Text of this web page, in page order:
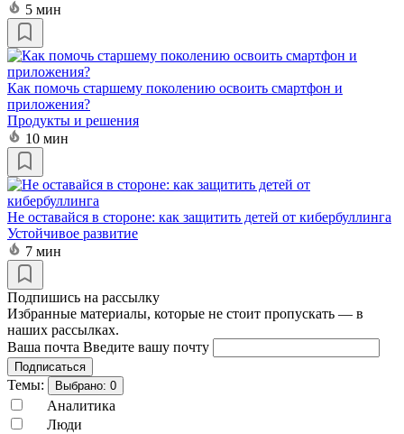
5 мин
Как помочь старшему поколению освоить смартфон и
приложения?
Продукты и решения
10 мин
Не оставайся в стороне: как защитить детей от кибербуллинга
Устойчивое развитие
7 мин
Подпишись на рассылку
Избранные материалы, которые не стоит пропускать — в
наших рассылках.
Ваша почта Введите вашу почту
Подписаться
Темы: Выбрано: 0
Аналитика
Люди